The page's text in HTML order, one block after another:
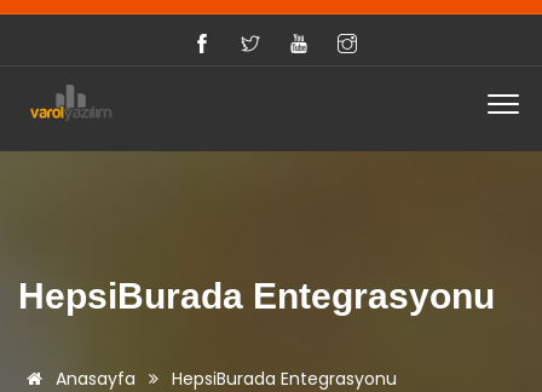
HepsiBurada Entegrasyonu
Anasayfa HepsiBurada Entegrasyonu